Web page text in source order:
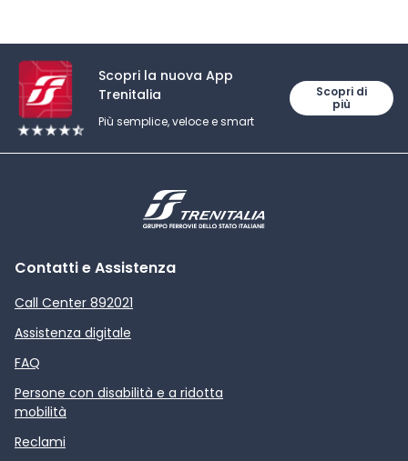
Scopri la nuova App
Trenitalia
Più semplice, veloce e smart
Scopri di
più
Contatti e Assistenza
Call Center 892021
Assistenza digitale
FAQ
Persone con disabilità e a ridotta
mobilità
Reclami